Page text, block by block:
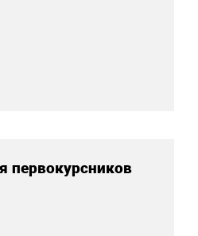
первокурсников